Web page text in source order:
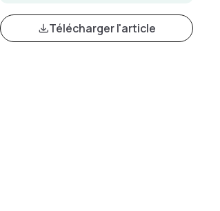
Télécharger l'article